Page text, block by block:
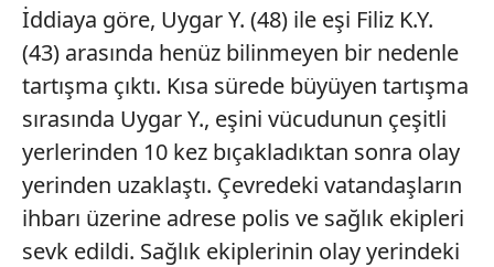
İddiaya göre, Uygar Y. (48) ile eşi Filiz K.Y.
(43) arasında henüz bilinmeyen bir nedenle
tartışma çıktı. Kısa sürede büyüyen tartışma
sırasında Uygar Y., eşini vücudunun çeşitli
yerlerinden 10 kez bıçakladıktan sonra olay
yerinden uzaklaştı. Çevredeki vatandaşların
ihbarı üzerine adrese polis ve sağlık ekipleri
sevk edildi. Sağlık ekiplerinin olay yerindeki